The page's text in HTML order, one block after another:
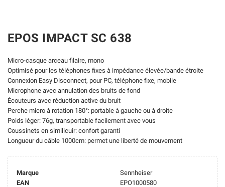
EPOS IMPACT SC 638
Micro-casque arceau filaire, mono
Optimisé pour les téléphones fixes à impédance élevée/bande étroite
Connexion Easy Disconnect, pour PC, téléphone fixe, mobile
Microphone avec annulation des bruits de fond
Écouteurs avec réduction active du bruit
Perche micro à rotation 180°: portable à gauche ou à droite
Poids léger: 76g, transportable facilement avec vous
Coussinets en similicuir: confort garanti
Longueur du câble 1000cm: permet une liberté de mouvement
Marque
Sennheiser
EAN
EPO1000580